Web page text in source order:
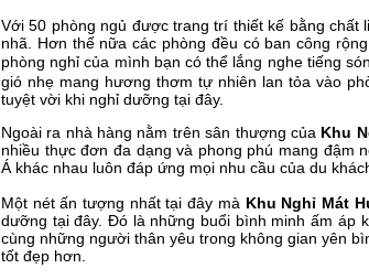
Với 50 phòng ngủ được trang trí thiết kế bằng chất
nhã. Hơn thế nữa các phòng đều có ban công
phòng nghỉ của mình bạn có thể lắng nghe tiếng
gió nhẹ mang hương thơm tự nhiên lan tỏa vào
tuyệt vời khi nghỉ dưỡng tại đây.
Ngoài ra nhà hàng nằm trên sân thượng của Khu
nhiều thực đơn đa dạng và phong phú mang đậm
Á khác nhau luôn đáp ứng mọi nhu cầu của du
Một nét ấn tượng nhất tại đây mà Khu Nghỉ Mát
dưỡng tại đây. Đó là những buổi bình minh ấm áp
cùng những người thân yêu trong không gian yên
tốt đẹp hơn.